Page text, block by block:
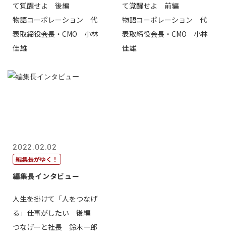
て覚醒せよ 後編
物語コーポレーション 代
表取締役会長・CMO 小林
佳雄
て覚醒せよ 前編
物語コーポレーション 代
表取締役会長・CMO 小林
佳雄
2022.02.02
編集長がゆく！
編集長インタビュー
人生を掛けて「人をつなげ
る」仕事がしたい 後編
つなげーと社長 鈴木一郎